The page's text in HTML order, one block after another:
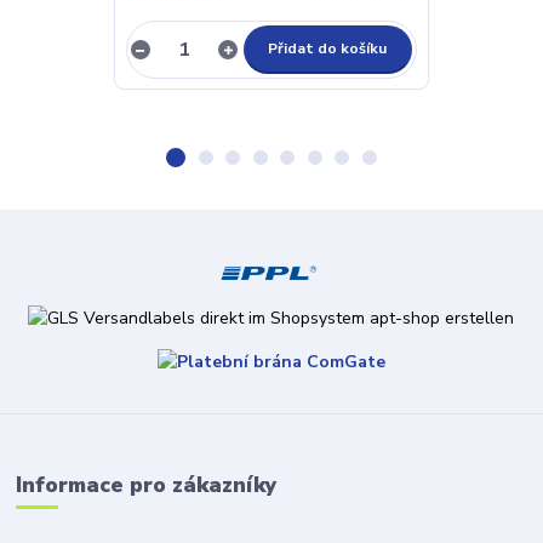
Přidat do košíku
Informace pro zákazníky